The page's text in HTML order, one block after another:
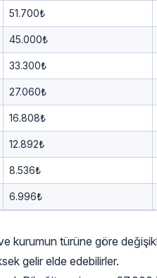
51.700₺
45.000₺
33.300₺
27.060₺
16.808₺
12.892₺
8.536₺
6.996₺
kurumun türüne göre
gelir elde edebilirler.